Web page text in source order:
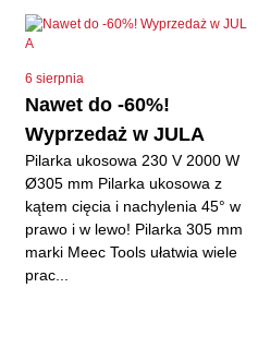
6 sierpnia
Nawet do -60%!
Wyprzedaż w JULA
Pilarka ukosowa 230 V 2000 W
Ø305 mm Pilarka ukosowa z
kątem cięcia i nachylenia 45° w
prawo i w lewo! Pilarka 305 mm
marki Meec Tools ułatwia wiele
prac...